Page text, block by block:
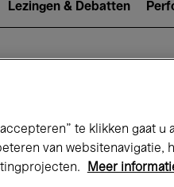
Lezingen & Debatten
te klikken gaat
van websitenavigatie,
Meer